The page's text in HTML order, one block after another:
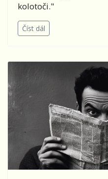
kolotoči."
Číst dál